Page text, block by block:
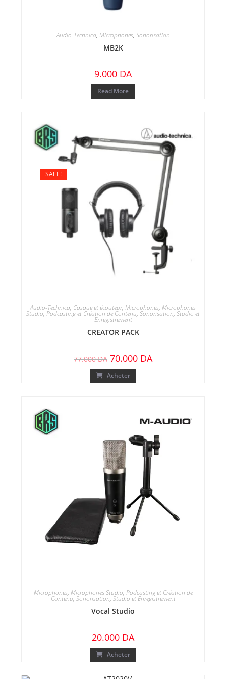
Audio-Technica, Microphones, Sonorisation
MB2K
9.000 DA
Read More
SALE!
Audio-Technica, Casque et écouteur, Microphones, Microphones
Studio, Podcasting et Création de Contenu, Sonorisation, Studio et
Enregistrement
CREATOR PACK
77.000DA 70.000 DA
Acheter
Microphones, Microphones Studio, Podcasting et Création de
Contenu, Sonorisation, Studio et Enregistrement
Vocal Studio
20.000 DA
Acheter